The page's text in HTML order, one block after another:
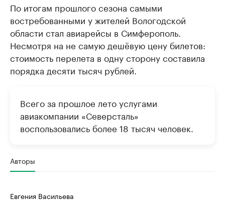
По итогам прошлого сезона самыми
востребованными у жителей Вологодской
области стал авиарейсы в Симферополь.
Несмотря на не самую дешёвую цену билетов:
стоимость перелета в одну сторону составила
порядка десяти тысяч рублей.
Всего за прошлое лето услугами
авиакомпании «Северсталь»
воспользовались более 18 тысяч человек.
Авторы
Евгения Васильева